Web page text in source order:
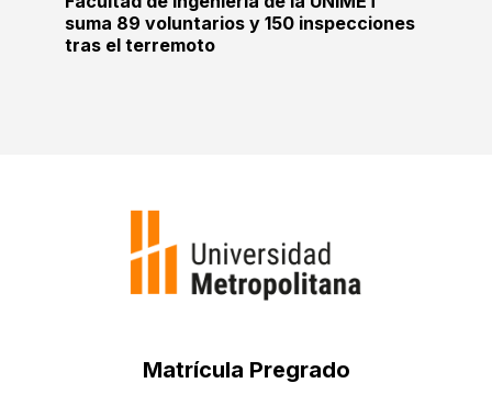
suma 89 voluntarios y 150 inspecciones
tras el terremoto
Matrícula Pregrado